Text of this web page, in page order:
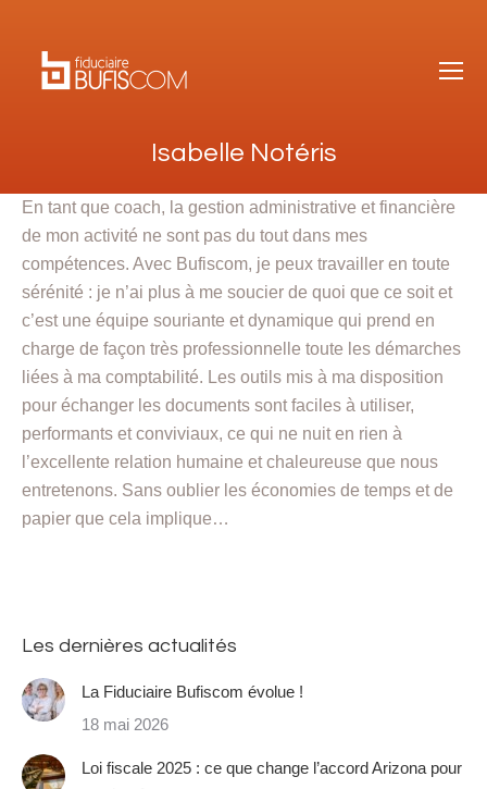
Isabelle Notéris
En tant que coach, la gestion administrative et financière
de mon activité ne sont pas du tout dans mes
compétences. Avec Bufiscom, je peux travailler en toute
sérénité : je n’ai plus à me soucier de quoi que ce soit et
c’est une équipe souriante et dynamique qui prend en
charge de façon très professionnelle toute les démarches
liées à ma comptabilité. Les outils mis à ma disposition
pour échanger les documents sont faciles à utiliser,
performants et conviviaux, ce qui ne nuit en rien à
l’excellente relation humaine et chaleureuse que nous
entretenons. Sans oublier les économies de temps et de
papier que cela implique…
Les dernières actualités
La Fiduciaire Bufiscom évolue !
18 mai 2026
Loi fiscale 2025 : ce que change l’accord Arizona pour